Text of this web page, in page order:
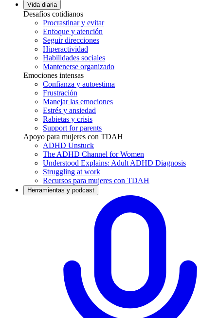
Vida diaria
Desafíos cotidianos
Procrastinar y evitar
Enfoque y atención
Seguir direcciones
Hiperactividad
Habilidades sociales
Mantenerse organizado
Emociones intensas
Confianza y autoestima
Frustración
Manejar las emociones
Estrés y ansiedad
Rabietas y crisis
Support for parents
Apoyo para mujeres con TDAH
ADHD Unstuck
The ADHD Channel for Women
Understood Explains: Adult ADHD Diagnosis
Struggling at work
Recursos para mujeres con TDAH
Herramientas y podcast